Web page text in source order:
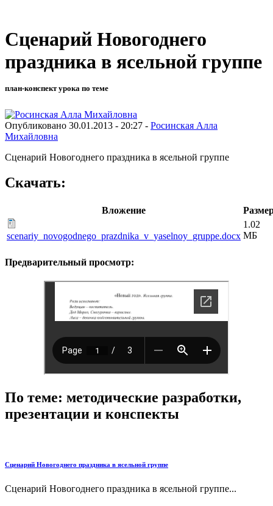
Сценарий Новогоднего
праздника в ясельной группе
план-конспект урока по теме
Опубликовано 30.01.2013 - 20:27 - Росинская Алла
Михайловна
Сценарий Новогоднего праздника в ясельной группе
Скачать:
Вложение
scenariy_novogodnego_prazdnika_v_yaselnoy_gruppe.docx
1.02
МБ
Предварительный просмотр:
По теме: методические разработки,
презентации и конспекты
Сценарий Новогоднего праздника в ясельной группе
Сценарий Новогоднего праздника в ясельной группе...